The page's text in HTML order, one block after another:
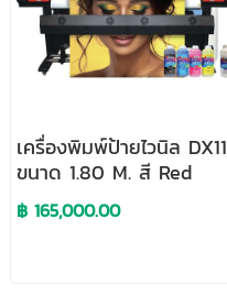
เครื่องพิมพ์ป้ายไวนิล DX11
ขนาด 1.80 M. สี Red
฿ 165,000.00